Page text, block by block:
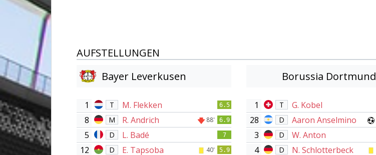
AUFSTELLUNGEN
Bayer Leverkusen
1 T M. Flekken 6.5
8 M R. Andrich 88' 6.9
5 D L. Badé 7
12 D E. Tapsoba 40' 5.9
Borussia Dortmund
1 T G. Kobel
28 D Aaron Anselmino
3 D W. Anton
4 D N. Schlotterbeck